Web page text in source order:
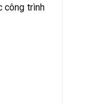
công trình